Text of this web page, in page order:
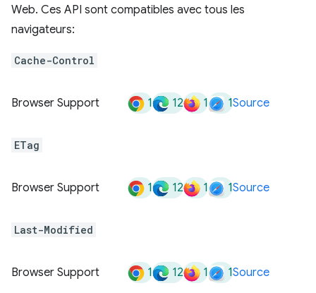
Web. Ces API sont compatibles avec tous les
navigateurs:
Cache-Control
Browser Support 1 12 1 1Source
ETag
Browser Support 1 12 1 1Source
Last-Modified
Browser Support 1 12 1 1Source